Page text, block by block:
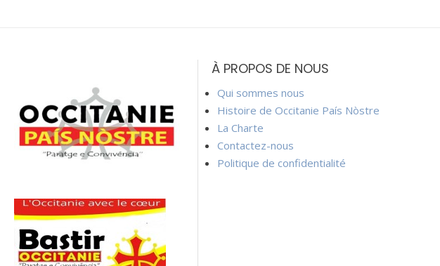
l’article
À PROPOS DE NOUS
Qui sommes nous
Histoire de Occitanie País Nòstre
La Charte
Contactez-nous
Politique de confidentialité